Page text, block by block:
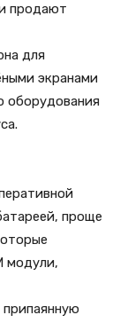
продают
для
экранами
оборудования
проще
модули,